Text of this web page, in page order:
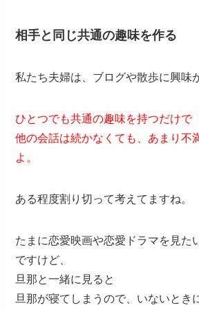
相手と同じ共通の趣味を作る
私たち夫婦は、ブログや散歩に興味
ひとつでも共通の趣味を持つだけで
他の会話は続かなくても、あまり不
よ。
ある程度割り切って考えてますね。
たまに恋愛映画や恋愛ドラマを見た
ですけど、
旦那と一緒に見ると
旦那が寝てしまうので、いないとき